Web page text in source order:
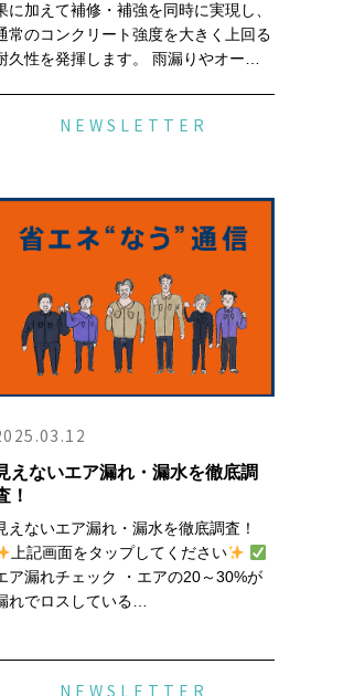
に加えて補修・補強を同時に実現し、
常のコンクリート強度を大きく上回る
久性を発揮します。 雨漏りやオー…
NEWSLETTER
えないエア漏れ・漏水を徹底調
！
えないエア漏れ・漏水を徹底調査！
上記画面をタップしてください
ア漏れチェック ・エアの20～30%が
れでロスしている…
NEWSLETTER